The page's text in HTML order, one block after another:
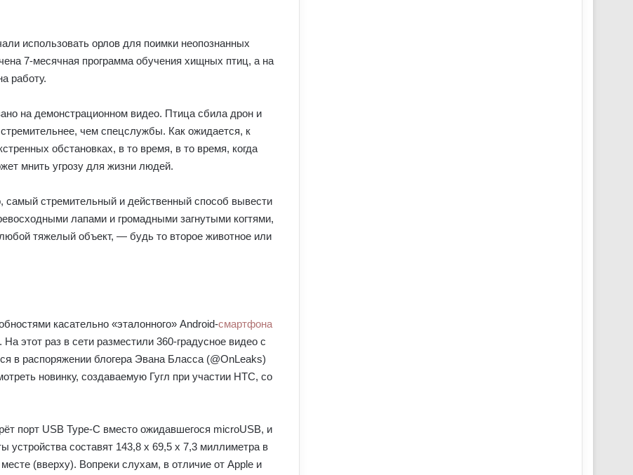
использовать орлов для поимки неопознанных
7-месячная программа обучения хищных птиц, а на
работу.
на демонстрационном видео. Птица сбила дрон и
чем спецслужбы. Как ожидается, к
обстановках, в то время, в то время, когда
мнить угрозу для жизни людей.
стремительный и действенный способ вывести
лапами и громадными загнутыми когтями,
тяжелый объект, — будь то второе животное или
касательно «эталонного» Android-смартфона
На этот раз в сети разместили 360-градусное видео с
в распоряжении блогера Эвана Бласса (@OnLeaks)
новинку, создаваемую Гугл при участии HTC, со
порт USB Type-C вместо ожидавшегося microUSB, и
устройства составят 143,8 х 69,5 x 7,3 миллиметра в
(вверху). Вопреки слухам, в отличие от Apple и